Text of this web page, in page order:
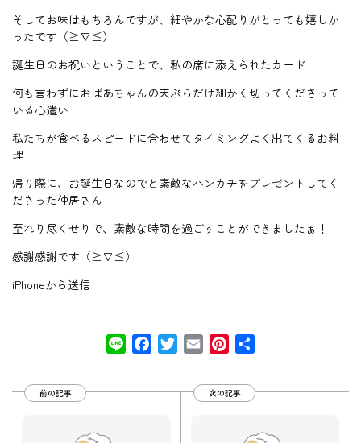
そしてお味はもちろんですが、細やかな心配りがとっても嬉しか
ったです（≧∇≦）
誕生日のお祝いということで、私の席に添えられたカード
何も言わずにおばあちゃんの天ぷらだけ細かく切ってくださって
いる心遣い
私たちが食べるスピードに合わせてタイミングよく出てくるお料
理
帰り際に、お誕生日なのでと素敵なハンカチをプレゼントしてく
ださった仲居さん
至れり尽くせりで、素敵な時間を過ごすことができましたぁ！
感謝感謝です（≧∇≦）
iPhoneから送信
Line FacebookTwitter
Email Pinterest
前の記事 次の記事